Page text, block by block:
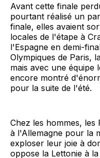
Avant cette finale
pourtant réalisé un
finale, elles avaient
locales de l'étape à
l'Espagne en demi-
Olympiques de Paris,
mais avec une équipe
encore montré
pour la suite de l'été.
Chez les hommes, les
à l'Allemagne pour la
exploser leur joie à
oppose la Lettonie à la